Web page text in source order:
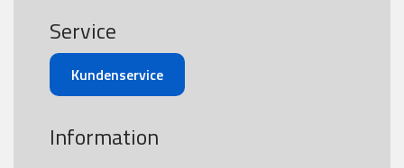
Service
Kundenservice
Information